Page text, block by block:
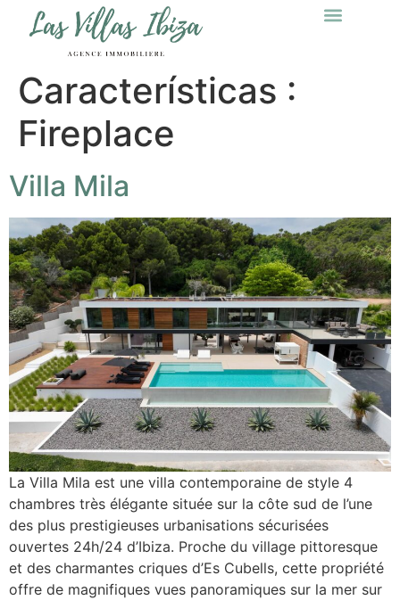
Características :
Fireplace
Villa Mila
La Villa Mila est une villa contemporaine de style 4
chambres très élégante située sur la côte sud de l’une
des plus prestigieuses urbanisations sécurisées
ouvertes 24h/24 d’Ibiza. Proche du village pittoresque
et des charmantes criques d’Es Cubells, cette propriété
offre de magnifiques vues panoramiques sur la mer sur